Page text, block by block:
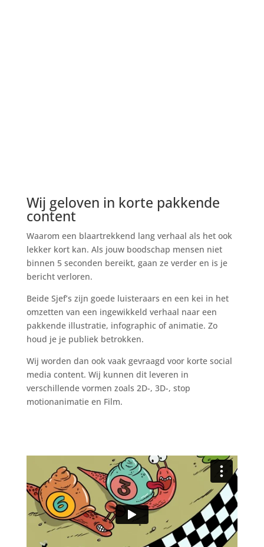
Wij geloven in korte pakkende
content
Waarom een blaartrekkend lang verhaal als het ook
lekker kort kan. Als jouw boodschap mensen niet
binnen 5 seconden bereikt, gaan ze verder en is je
bericht verloren.
Beide Sjef’s zijn goede luisteraars en een kei in het
omzetten van een ingewikkeld verhaal naar een
pakkende illustratie, infographic of animatie. Zo
houd je je publiek betrokken.
Wij worden dan ook vaak gevraagd voor korte social
media content. Wij kunnen dit leveren in
verschillende vormen zoals 2D-, 3D-, stop
motionanimatie en Film.